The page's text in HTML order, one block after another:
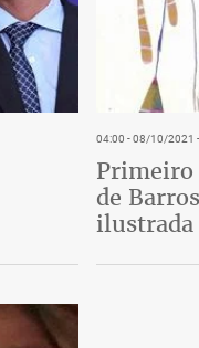
04:00 - 08/10/2021
de
ilustrada